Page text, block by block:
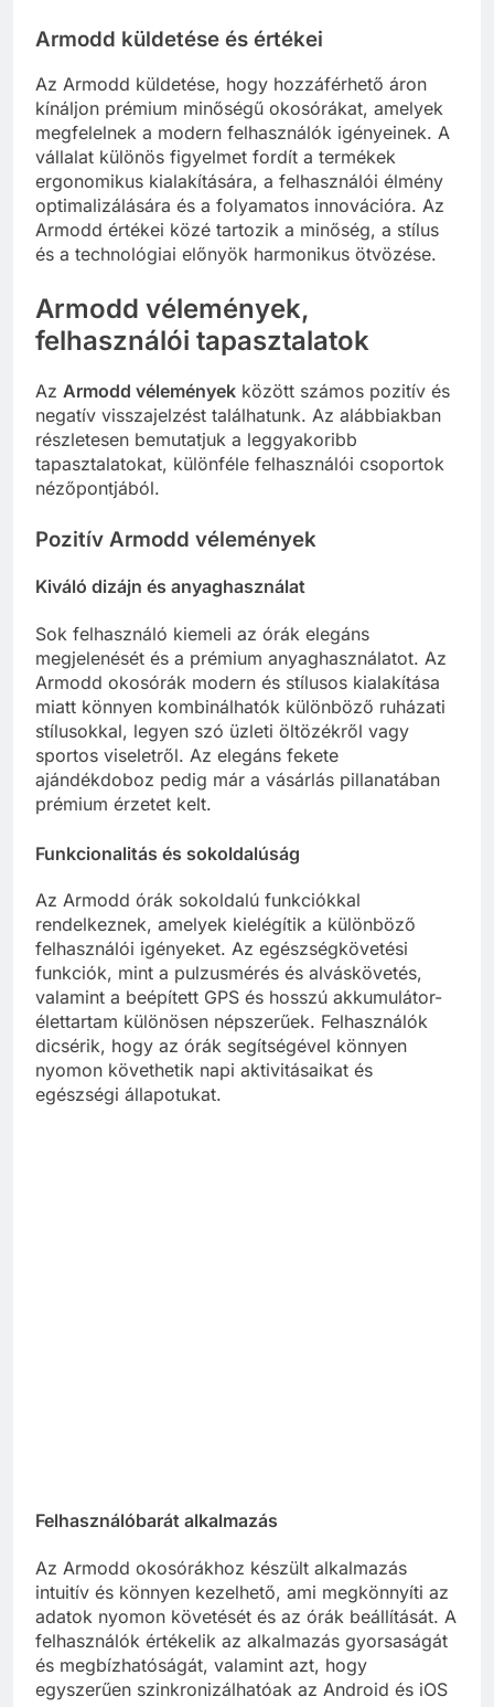
Armodd küldetése és értékei
Az Armodd küldetése, hogy hozzáférhető áron
kínáljon prémium minőségű okosórákat, amelyek
megfelelnek a modern felhasználók igényeinek. A
vállalat különös figyelmet fordít a termékek
ergonomikus kialakítására, a felhasználói élmény
optimalizálására és a folyamatos innovációra. Az
Armodd értékei közé tartozik a minőség, a stílus
és a technológiai előnyök harmonikus ötvözése.
Armodd vélemények,
felhasználói tapasztalatok
Az Armodd vélemények között számos pozitív és
negatív visszajelzést találhatunk. Az alábbiakban
részletesen bemutatjuk a leggyakoribb
tapasztalatokat, különféle felhasználói csoportok
nézőpontjából.
Pozitív Armodd vélemények
Kiváló dizájn és anyaghasználat
Sok felhasználó kiemeli az órák elegáns
megjelenését és a prémium anyaghasználatot. Az
Armodd okosórák modern és stílusos kialakítása
miatt könnyen kombinálhatók különböző ruházati
stílusokkal, legyen szó üzleti öltözékről vagy
sportos viseletről. Az elegáns fekete
ajándékdoboz pedig már a vásárlás pillanatában
prémium érzetet kelt.
Funkcionalitás és sokoldalúság
Az Armodd órák sokoldalú funkciókkal
rendelkeznek, amelyek kielégítik a különböző
felhasználói igényeket. Az egészségkövetési
funkciók, mint a pulzusmérés és alváskövetés,
valamint a beépített GPS és hosszú akkumulátor-
élettartam különösen népszerűek. Felhasználók
dicsérik, hogy az órák segítségével könnyen
nyomon követhetik napi aktivitásaikat és
egészségi állapotukat.
Felhasználóbarát alkalmazás
Az Armodd okosórákhoz készült alkalmazás
intuitív és könnyen kezelhető, ami megkönnyíti az
adatok nyomon követését és az órák beállítását. A
felhasználók értékelik az alkalmazás gyorsaságát
és megbízhatóságát, valamint azt, hogy
egyszerűen szinkronizálhatóak az Android és iOS